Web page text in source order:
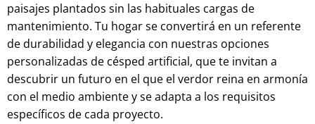
paisajes plantados sin las habituales cargas de
mantenimiento. Tu hogar se convertirá en un referente
de durabilidad y elegancia con nuestras opciones
personalizadas de césped artificial, que te invitan a
descubrir un futuro en el que el verdor reina en armonía
con el medio ambiente y se adapta a los requisitos
específicos de cada proyecto.